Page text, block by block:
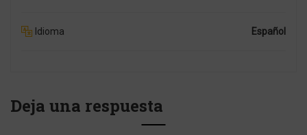
Idioma Español
Deja una respuesta